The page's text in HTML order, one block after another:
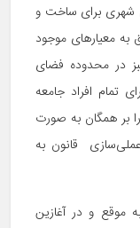
شهری برای ساخت و
معیارهای موجود
در محدوده فضای
تمام افراد جامعه
بر همگان به صورت
قانون به
موقع و در آغازین